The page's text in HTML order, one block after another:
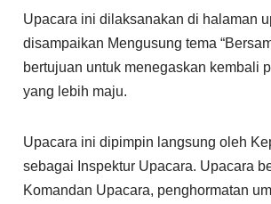
Upacara ini dilaksanakan di halaman
disampaikan Mengusung tema
bertujuan untuk menegaskan kembali
yang lebih maju.
Upacara ini dipimpin langsung oleh
sebagai Inspektur Upacara. Upacara
Komandan Upacara, penghormatan